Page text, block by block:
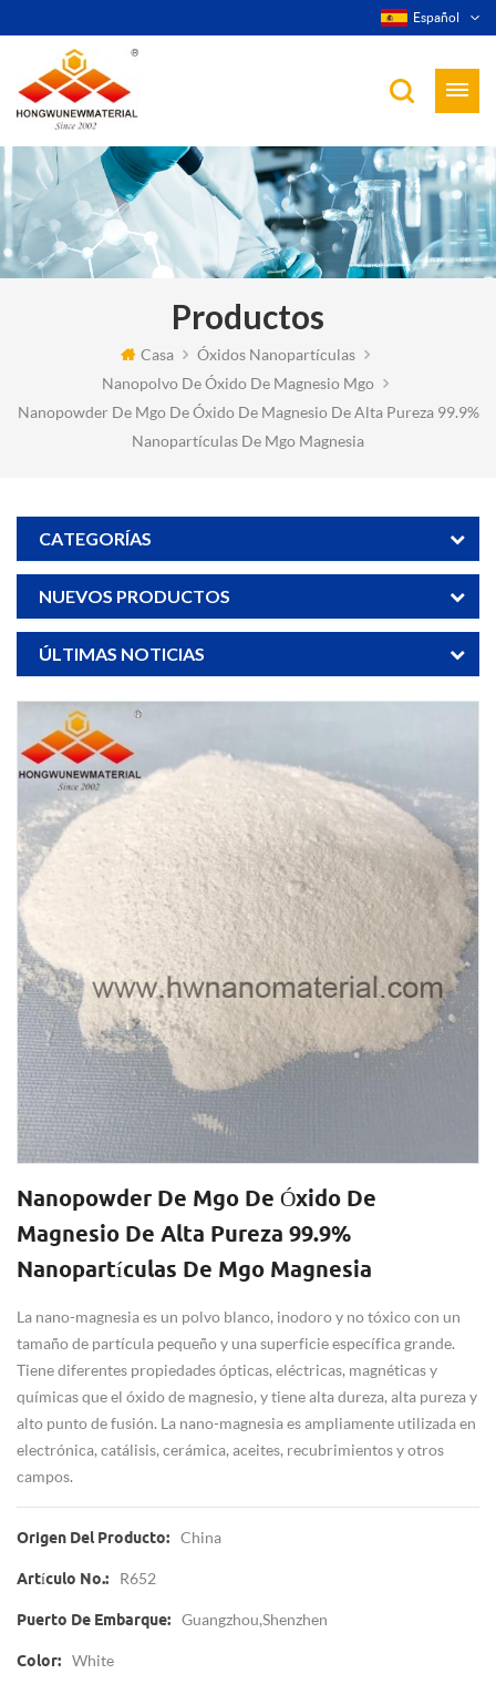
Español
Productos
Casa
Óxidos Nanopartículas
Nanopolvo De Óxido De Magnesio Mgo
Nanopowder De Mgo De Óxido De Magnesio De Alta Pureza 99.9%
Nanopartículas De Mgo Magnesia
CATEGORÍAS
NUEVOS PRODUCTOS
ÚLTIMAS NOTICIAS
Nanopowder De Mgo De Óxido De
Magnesio De Alta Pureza 99.9%
Nanopartículas De Mgo Magnesia
La nano-magnesia es un polvo blanco, inodoro y no tóxico con un
tamaño de partícula pequeño y una superficie específica grande.
Tiene diferentes propiedades ópticas, eléctricas, magnéticas y
químicas que el óxido de magnesio, y tiene alta dureza, alta pureza y
alto punto de fusión. La nano-magnesia es ampliamente utilizada en
electrónica, catálisis, cerámica, aceites, recubrimientos y otros
campos.
Origen Del Producto: China
Artículo No.: R652
Puerto De Embarque: Guangzhou,Shenzhen
Color: White